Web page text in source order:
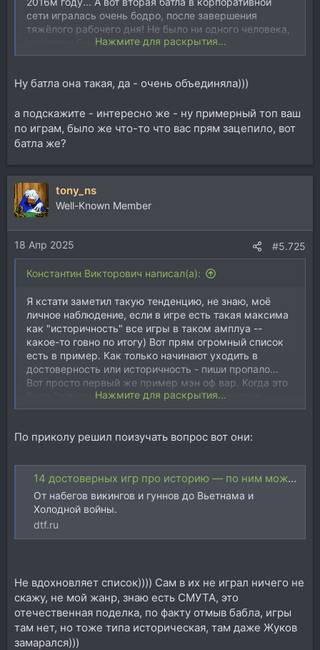
сети игралась очень бодро, после завершения
тяжёлого рабочего дня! Не было ни одного человека,
которому бы не нравилось)Нажмите для раскрытия...
Ну батла она такая, да - очень объединяла)))
а подскажите - интересно же - ну примерный топ ваш
по играм, было же что-то что вас прям зацепило, вот
батла же?
tony_ns
Well-Known Member
18 Апр 2025 #5.725
Константин Викторович написал(а):
Я кстати заметил такую тенденцию, не знаю, моё
личное наблюдение, если в игре есть такая максима
как "историчность" все игры в таком амплуа --
какое-то говно по итогу) Вот прям огромный список
есть в пример. Как только начинают уходить в
достоверность или историчность - пиши пропало...
Вот просто первый же пример мэн оф вар. Когда это
было "в тылу врага" - иц окей, как они сделали
исторические битвы, ну например миссия "кёльнская
лучшие части тотал вара, это как раз части по миру
Нажмите для раскрытия...
По приколу решил поизучать вопрос вот они:
14 достоверных игр про историю — по ним можно учиться и образовываться — Игры на DTF
От набегов викингов и гуннов до Вьетнама и
Холодной войны.
dtf.ru
Не вдохновляет список)))) Сам в их не играл ничего не
скажу, не мой жанр, знаю есть СМУТА, это
отечественная поделка, по факту отмыв бабла, игры
там нет, но тоже типа историческая, там даже Жуков
замарался)))